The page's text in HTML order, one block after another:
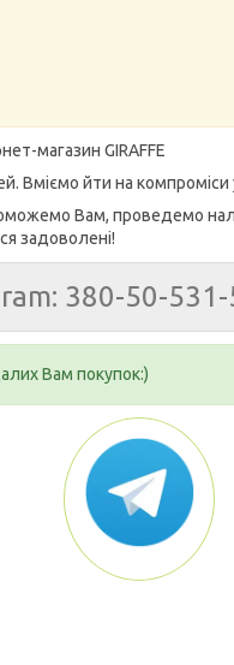
магазин GIRAFFE
Вміємо йти на компроміси
Вам, проведемо
задоволені!
380-50-531-
Вам покупок:)